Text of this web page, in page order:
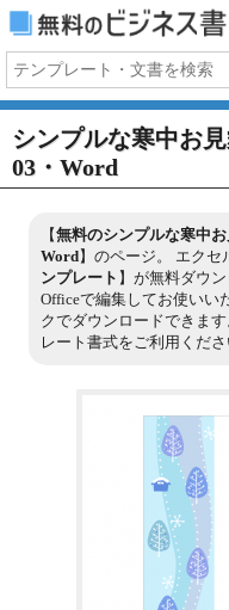
シンプルな寒中お
03・Word
【無料のシンプルな寒中
Word】のページ。 エクセ
ンプレート 】が無料ダウ
Officeで編集してお使いい
クでダウンロードできます
レート書式をご利用くださ